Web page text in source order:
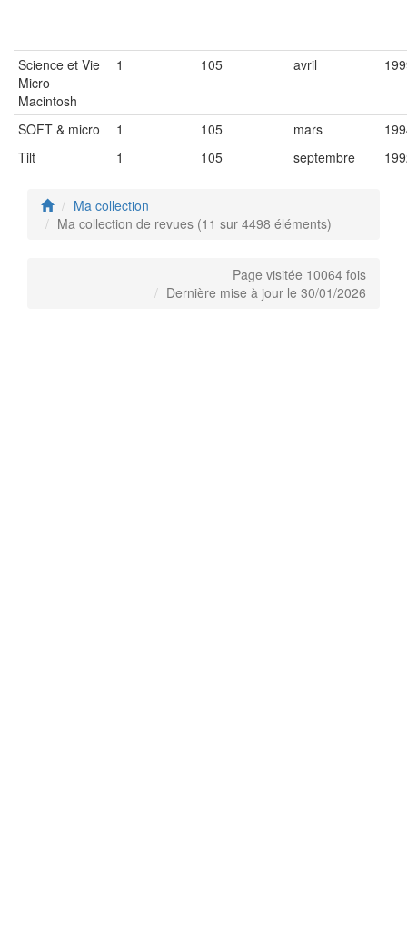
Science et Vie
Micro
Macintosh
1 105 avril
SOFT & micro 1 105 mars
Tilt
1 105 septembre
Ma collection
Ma collection de revues (11 sur 4498 éléments)
Page visitée 10064 fois
Dernière mise à jour le 30/01/2026